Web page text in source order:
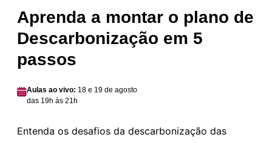
Aprenda a montar o plano de
Descarbonização em 5
passos
Aulas ao vivo: 18 e 19 de agosto
das 19h às 21h
Entenda os desafios da descarbonização das